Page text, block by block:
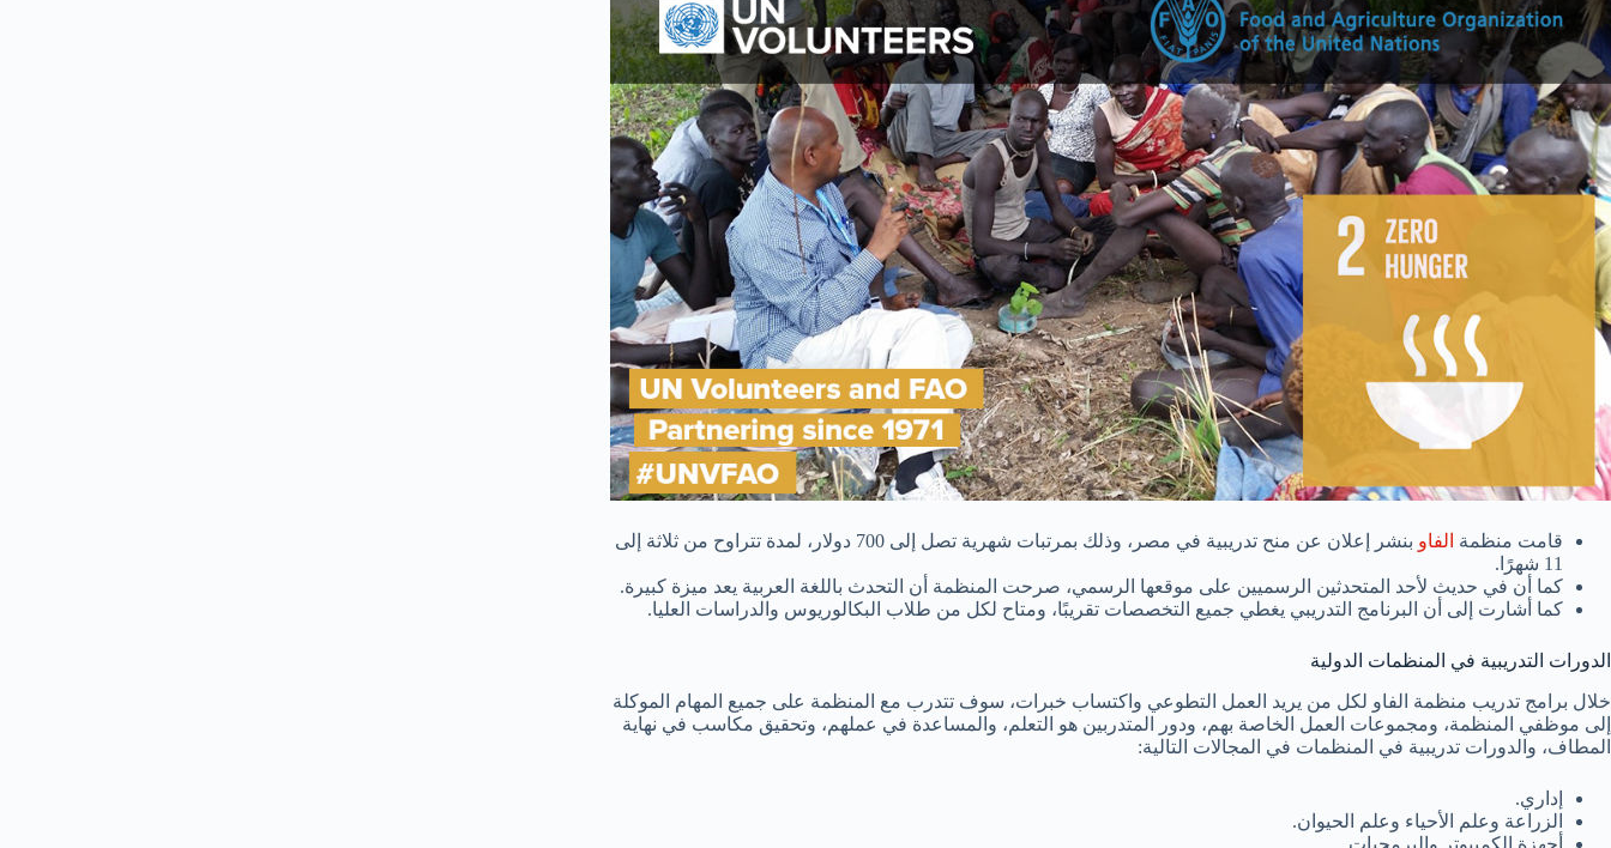
قامت منظمة الفاو
بنشر إعلان عن منح تدريبية في مصر، وذلك بمرتبات شهرية تصل إلى 700 دولار، لمدة تتراوح من ثلاثة إلى
11 شهرًا.
كما أن في حديث لأحد المتحدثين الرسميين على موقعها الرسمي، صرحت المنظمة أن التحدث باللغة العربية يعد ميزة كبيرة.
كما أشارت إلى أن البرنامج التدريبي يغطي جميع التخصصات تقريبًا، ومتاح لكل من طلاب البكالوريوس والدراسات العليا.
الدورات التدريبية في المنظمات الدولية
خلال برامج تدريب منظمة الفاو لكل من يريد العمل التطوعي واكتساب خبرات، سوف تتدرب مع المنظمة على جميع المهام الموكلة
إلى موظفي المنظمة، ومجموعات العمل الخاصة بهم، ودور المتدربين هو التعلم، والمساعدة في عملهم، وتحقيق مكاسب في نهاية
المطاف، والدورات تدريبية في المنظمات في المجالات التالية:
إداري.
الزراعة وعلم الأحياء وعلم الحيوان.
أجهزة الكمبيوتر والبرمجيات.